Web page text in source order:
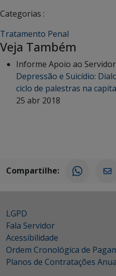
Categorias :
Tratamento Penal
Veja Também
Informe Apoio ao Servidor
Depressão e Suicídio:
ciclo de palestras na
25 abr 2018
Compartilhe:
LGPD
Fala Servidor
Acessibilidade
Ordem Cronológica de
Planos de Contratações